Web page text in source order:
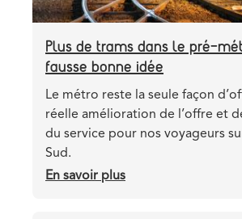
Plus de trams dans le pré-
fausse bonne idée
Teaser
Le métro reste la seule façon
réelle amélioration de l’offre et
du service pour nos voyageurs
Sud.
En savoir plus